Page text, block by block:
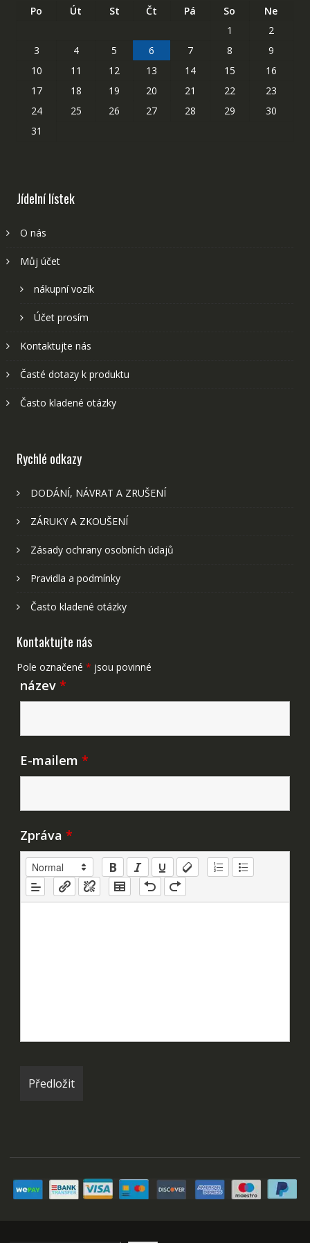
Po Út St Čt Pá So
Ne
1
2
3
4 5 6 7 8
9
10
11 12 13 14 15
16
17
18 19 20 21 22
23
24
25 26 27 28 29
30
31
Jídelní lístek
O nás
Můj účet
nákupní vozík
Účet prosím
Kontaktujte nás
Časté dotazy k produktu
Často kladené otázky
Rychlé odkazy
DODÁNÍ, NÁVRAT A ZRUŠENÍ
ZÁRUKY A ZKOUŠENÍ
Zásady ochrany osobních údajů
Pravidla a podmínky
Často kladené otázky
Kontaktujte nás
Pole označené * jsou povinné
název *
E-mailem *
Zpráva *